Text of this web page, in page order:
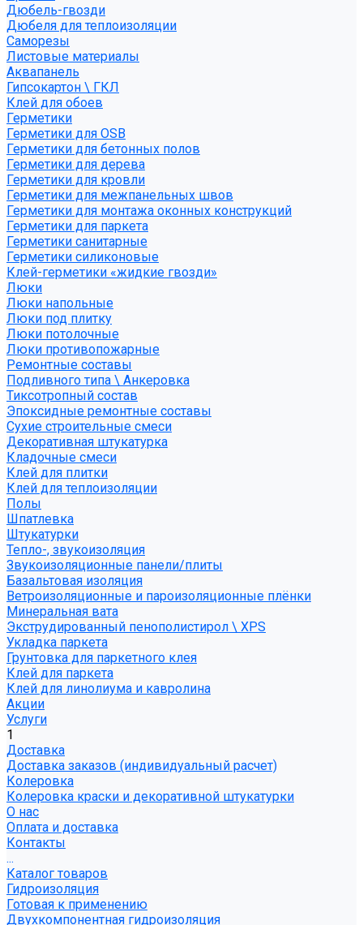
Дюбель-гвозди
Дюбеля для теплоизоляции
Саморезы
Листовые материалы
Аквапанель
Гипсокартон \ ГКЛ
Клей для обоев
Герметики
Герметики для OSB
Герметики для бетонных полов
Герметики для дерева
Герметики для кровли
Герметики для межпанельных швов
Герметики для монтажа оконных конструкций
Герметики для паркета
Герметики санитарные
Герметики силиконовые
Клей-герметики «жидкие гвозди»
Люки
Люки напольные
Люки под плитку
Люки потолочные
Люки противопожарные
Ремонтные составы
Подливного типа \ Анкеровка
Тиксотропный состав
Эпоксидные ремонтные составы
Сухие строительные смеси
Декоративная штукатурка
Кладочные смеси
Клей для плитки
Клей для теплоизоляции
Полы
Шпатлевка
Штукатурки
Тепло-, звукоизоляция
Звукоизоляционные панели/плиты
Базальтовая изоляция
Ветроизоляционные и пароизоляционные плёнки
Минеральная вата
Экструдированный пенополистирол \ XPS
Укладка паркета
Грунтовка для паркетного клея
Клей для паркета
Клей для линолиума и кавролина
Акции
Услуги
1
Доставка
Доставка заказов (индивидуальный расчет)
Колеровка
Колеровка краски и декоративной штукатурки
О нас
Оплата и доставка
Контакты
...
Каталог товаров
Гидроизоляция
Готовая к применению
Двухкомпонентная гидроизоляция